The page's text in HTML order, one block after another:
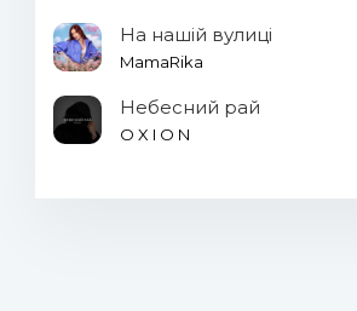
На нашій вулиці
MamaRika
Небесний рай
O X I O N